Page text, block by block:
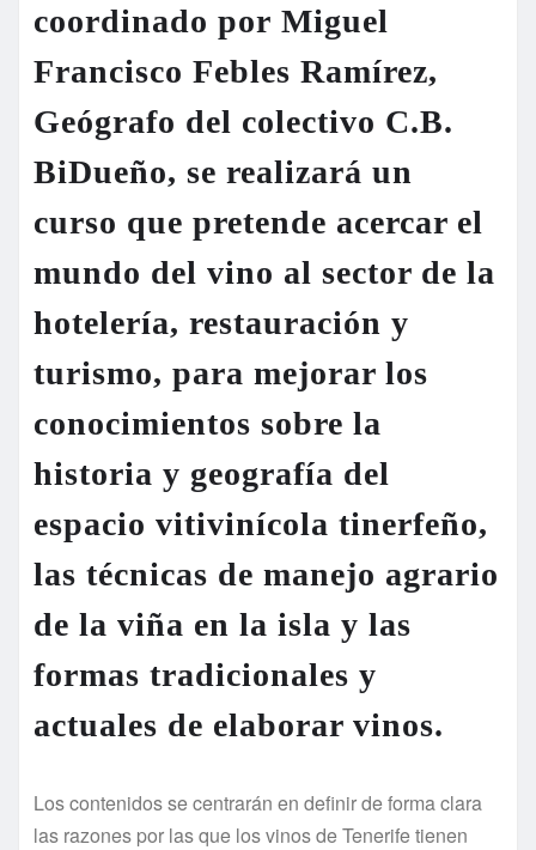
coordinado por Miguel
Francisco Febles Ramírez,
Geógrafo del colectivo C.B.
BiDueño, se realizará un
curso que pretende acercar el
mundo del vino al sector de la
hotelería, restauración y
turismo, para mejorar los
conocimientos sobre la
historia y geografía del
espacio vitivinícola tinerfeño,
las técnicas de manejo agrario
de la viña en la isla y las
formas tradicionales y
actuales de elaborar vinos.
Los contenidos se centrarán en definir de forma clara
las razones por las que los vinos de Tenerife tienen